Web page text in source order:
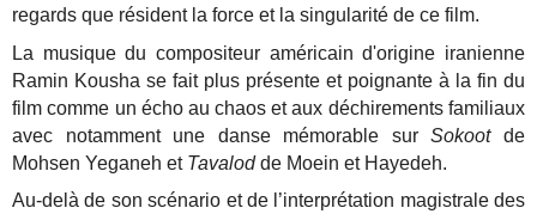
regards que résident la force et la singularité de ce film.
La musique du compositeur américain d'origine iranienne
Ramin Kousha se fait plus présente et poignante à la fin du
film comme un écho au chaos et aux déchirements familiaux
avec notamment une danse mémorable surSokootde
Mohsen Yeganeh et Tavalodde Moein et Hayedeh.
Au-delà de son scénario et de l’interprétation magistrale des